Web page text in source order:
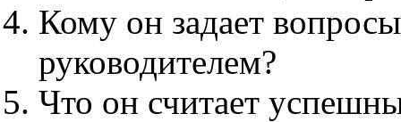
Кому он задает
руководителем?
Что он считает